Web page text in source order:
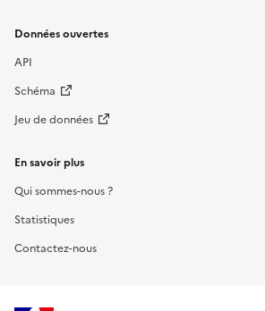
Données ouvertes
API
Schéma
Jeu de données
En savoir plus
Qui sommes-nous ?
Statistiques
Contactez-nous